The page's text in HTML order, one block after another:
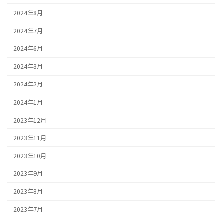
2024年8月
2024年7月
2024年6月
2024年3月
2024年2月
2024年1月
2023年12月
2023年11月
2023年10月
2023年9月
2023年8月
2023年7月